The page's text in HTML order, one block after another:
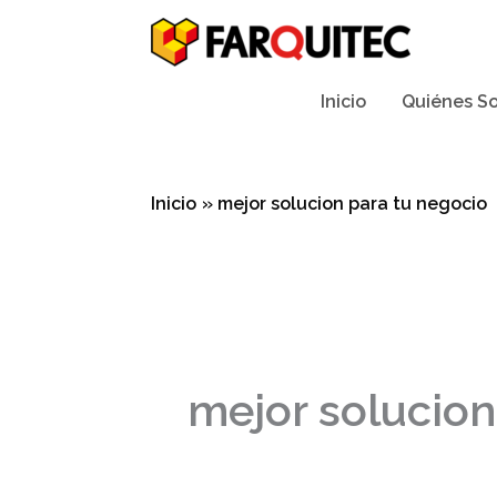
Inicio
Quiénes
Inicio mejor solucion para tu negocio
mejor